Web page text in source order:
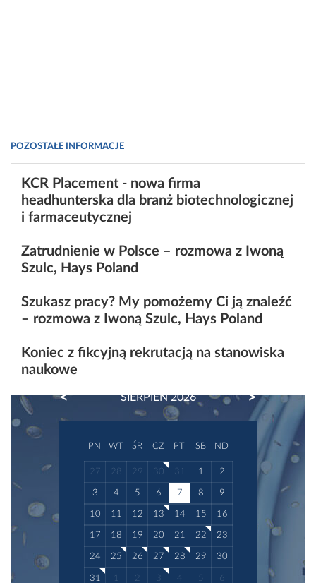
POZOSTAŁE INFORMACJE
KCR Placement - nowa firma
headhunterska dla branż biotechnologicznej
i farmaceutycznej
Zatrudnienie w Polsce – rozmowa z Iwoną
Szulc, Hays Poland
Szukasz pracy? My pomożemy Ci ją znaleźć
– rozmowa z Iwoną Szulc, Hays Poland
Koniec z fikcyjną rekrutacją na stanowiska
naukowe
SIERPIEŃ 2026
PREVIOUS NEXT
PN WT ŚR CZ PT SB ND
27 28 29 30 31 1 2
3 4 5 6 7 8 9
10 11 12 13 14 15 16
17 18 19 20 21 22 23
24 25 26 27 28 29 30
31 1 2 3 4 5 6